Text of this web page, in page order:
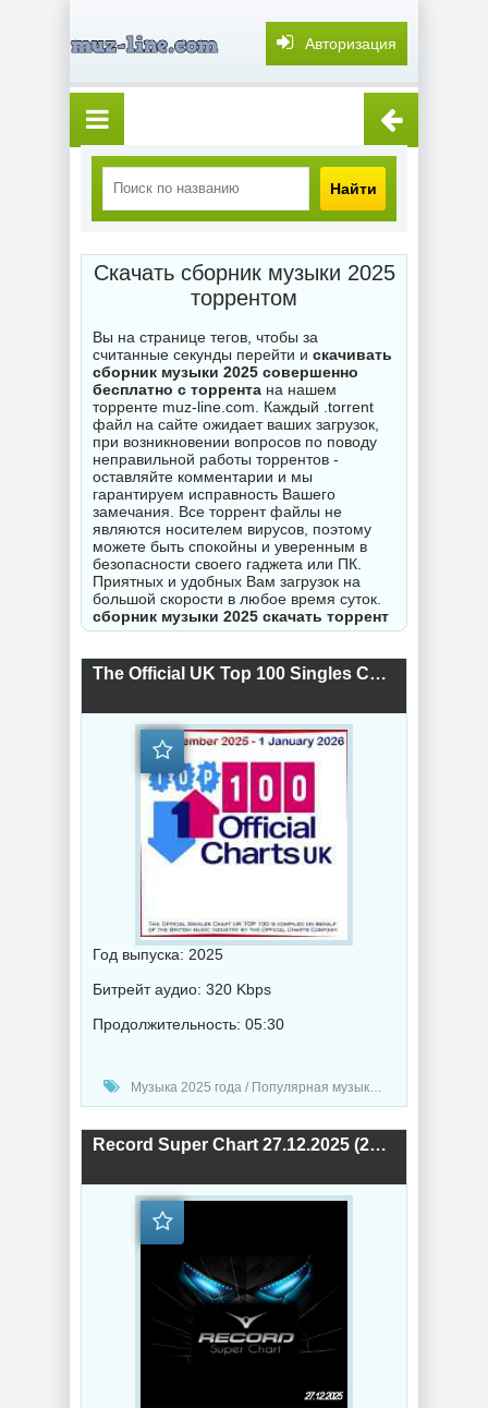
Авторизация
Найти
Скачать сборник музыки 2025
торрентом
Вы на странице тегов, чтобы за
считанные секунды перейти и скачивать
сборник музыки 2025 совершенно
бесплатно с торрента на нашем
торренте muz-line.com. Каждый .torrent
файл на сайте ожидает ваших загрузок,
при возникновении вопросов по поводу
неправильной работы торрентов -
оставляйте комментарии и мы
гарантируем исправность Вашего
замечания. Все торрент файлы не
являются носителем вирусов, поэтому
можете быть спокойны и уверенным в
безопасности своего гаджета или ПК.
Приятных и удобных Вам загрузок на
большой скорости в любое время суток.
сборник музыки 2025 скачать торрент
The Official UK Top 100 Singles Chart 26.12.2025 (2025) торрент
Год выпуска: 2025
Битрейт аудио: 320 Kbps
Продолжительность: 05:30
Музыка 2025 года / Популярная музыка / Рок - альтернативная музыка / Рэп - хип хоп музыка / Поп музыка / Танцевальная музыка / Сборник музыка / RnB music / Hip-Hop music
Record Super Chart 27.12.2025 (2025) торрент